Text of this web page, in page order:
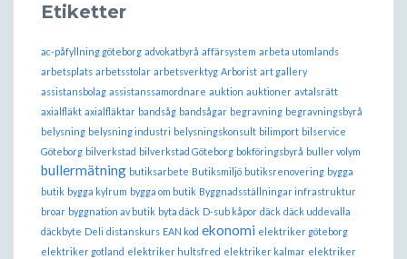
Etiketter
ac-påfyllning göteborg advokatbyrå affärsystem arbeta utomlands
arbetsplats arbetsstolar arbetsverktyg Arborist art gallery
assistansbolag assistanssamordnare auktion auktioner avtalsrätt
axialfläkt axialfläktar bandsåg bandsågar begravning begravningsbyrå
belysning belysning industri belysningskonsult bilimport bilservice
Göteborg bilverkstad bilverkstad Göteborg bokföringsbyrå buller volym
bullermätning butiksarbete Butiksmiljö butiksrenovering bygga
butik bygga kylrum bygga om butik Byggnadsställningar infrastruktur
broar byggnation av butik byta däck D-sub kåpor däck däck uddevalla
däckbyte Deli distanskurs EAN kod ekonomi elektriker göteborg
elektriker gotland elektriker hultsfred elektriker kalmar elektriker